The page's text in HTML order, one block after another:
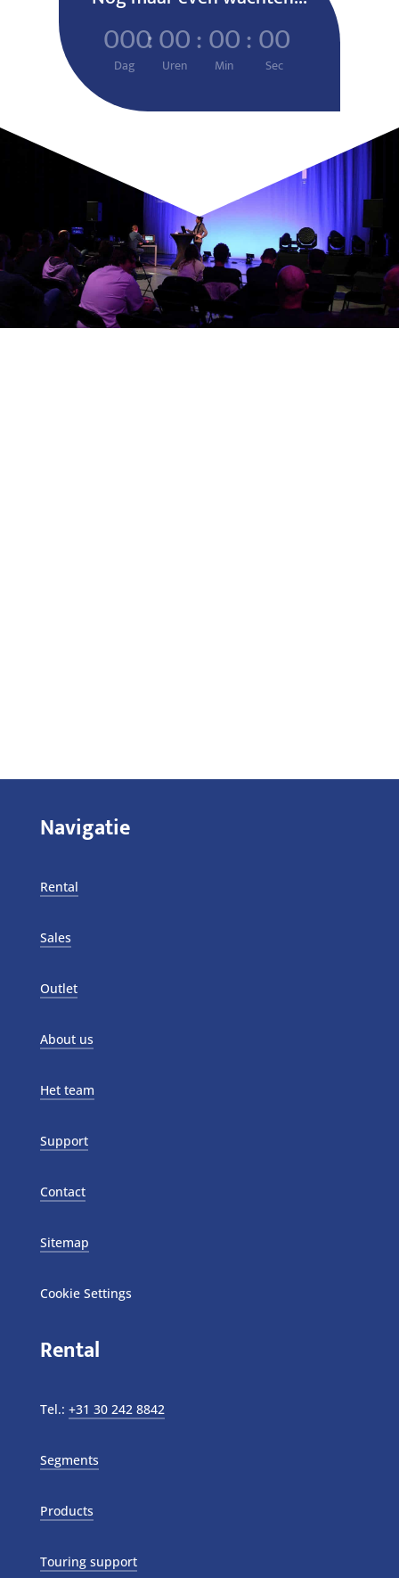
000
Dag
:00
Uren
:00
Min
:00
Sec
Navigatie
Rental
Sales
Outlet
About us
Het team
Support
Contact
Sitemap
Cookie Settings
Rental
Tel.: +31 30 242 8842
Segments
Products
Touring support